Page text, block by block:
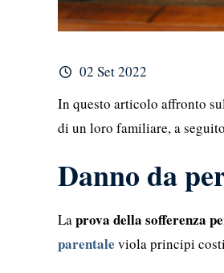
02 Set 2022
In questo articolo affronto
di un loro familiare, a
Danno da
Laprova della sofferenza
parentale viola principi